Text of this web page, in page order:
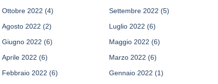
Ottobre 2022 (4) Settembre 2022 (5)
Agosto 2022 (2) Luglio 2022 (6)
Giugno 2022 (6) Maggio 2022 (6)
Aprile 2022 (6) Marzo 2022 (6)
Febbraio 2022 (6) Gennaio 2022 (1)